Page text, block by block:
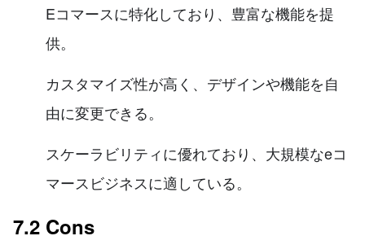
Eコマースに特化しており、豊富な機能を提
供。
カスタマイズ性が高く、デザインや機能を自
由に変更できる。
スケーラビリティに優れており、大規模なeコ
マースビジネスに適している。
7.2 Cons